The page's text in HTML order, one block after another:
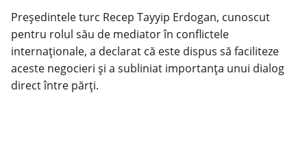
Președintele turc Recep Tayyip Erdogan, cunoscut
pentru rolul său de mediator în conflictele
internaționale, a declarat că este dispus să faciliteze
aceste negocieri și a subliniat importanța unui dialog
direct între părți.